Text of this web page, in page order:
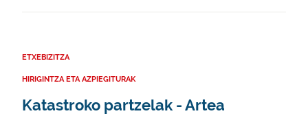
ETXEBIZITZA
HIRIGINTZA ETA AZPIEGITURAK
Katastroko partzelak - Artea